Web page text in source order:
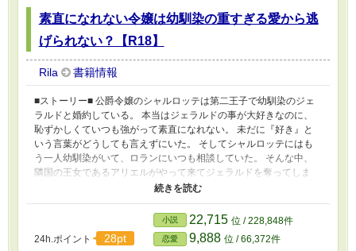
素直になれない令嬢は幼馴染の重すぎる愛から逃
げられない？【R18】
Rila 書籍情報
■ストーリー■ 公爵令嬢のシャルロッテは第二王子で幼馴染のジェ
ラルドと婚約している。 本当はジェラルドの事が大好きなのに、
恥ずかしくていつも強がって素直になれない。 未だに『好き』と
いう言葉がどうしても言えずにいた。 そしてシャルロッテにはも
う一人幼馴染がいて、ロランにいつも相談していた。 そんな中、
隣国の王女であるアリエルがやって来てジェラルドを奪ってしま
う。 婚約を白紙に戻されてしまったシャルロッテは…… ＊お知ら
せ・変更など＊2022/09/08 章を付けました（1話～61話：第一
章/62話～：第二章） ＊＊注意事項＊＊ 以下の要素が含まれます。
苦手な方はご注意ください ※ストーリーの設定上、二人と（共
有/3P有）関係を持つことになります。 ※強引・軟禁等有り。 簡単
24h.ポイント 28pt
小説 22,715 位 / 228,848件
恋愛 9,888 位 / 66,372件